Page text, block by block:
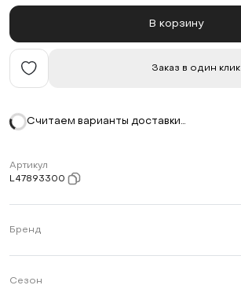
В корзину
Заказ в один клик
Считаем варианты доставки…
Артикул
L47893300
Бренд
Сезон